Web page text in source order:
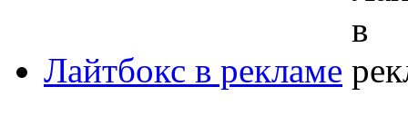
Лайтбокс в рекламе